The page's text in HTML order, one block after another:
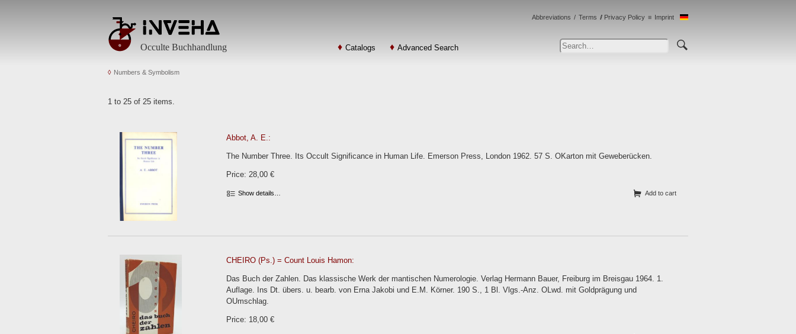
Occulte Buchhandlung Catalogs Advanced Search
Abbreviations Terms Privacy Policy Imprint
Numbers & Symbolism
1 to 25 of 25 items.
Abbot, A. E.:
The Number Three. Its Occult Significance in Human Life. Emerson Press, London 1962. 57 S. OKarton mit Geweberücken.
Price: 28,00 €
Show details… Add to cart
CHEIRO (Ps.) = Count Louis Hamon:
Das Buch der Zahlen. Das klassische Werk der mantischen Numerologie. Verlag Hermann Bauer, Freiburg im Breisgau 1964. 1.
Auflage. Ins Dt. übers. u. bearb. von Erna Jakobi und E.M. Körner. 190 S., 1 Bl. Vlgs.-Anz. OLwd. mit Goldprägung und
OUmschlag.
Price: 18,00 €